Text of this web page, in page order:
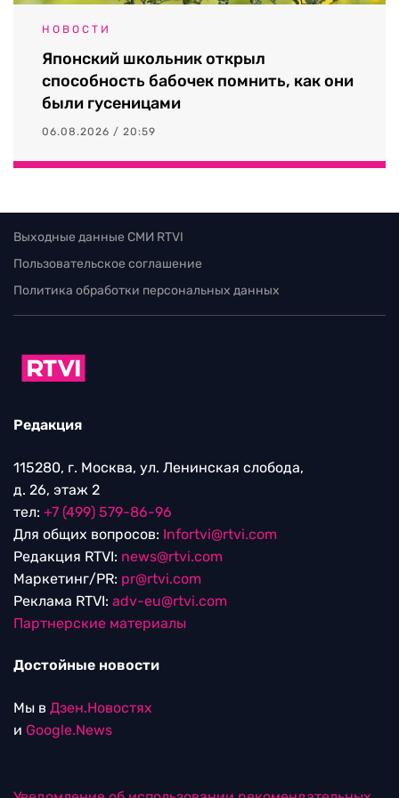
НОВОСТИ
Японский школьник открыл
способность бабочек помнить, как они
были гусеницами
06.08.2026 / 20:59
Выходные данные СМИ RTVI
Пользовательское соглашение
Политика обработки персональных данных
Редакция
115280, г. Москва, ул. Ленинская слобода,
д. 26, этаж 2
тел: +7 (499) 579-86-96
Для общих вопросов: Infortvi@rtvi.com
Редакция RTVI: news@rtvi.com
Маркетинг/PR: pr@rtvi.com
Реклама RTVI: adv-eu@rtvi.com
Партнерские материалы
Достойные новости
Мы в Дзен.Новостях
и Google.News